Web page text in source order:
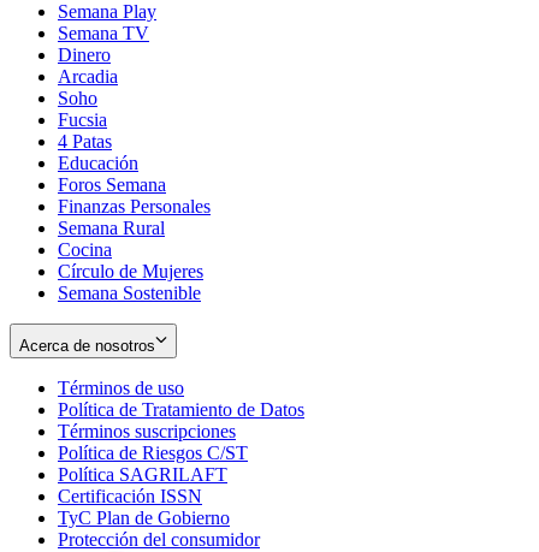
Semana Play
Semana TV
Dinero
Arcadia
Soho
in
new
window
Fucsia
in
new
window
4 Patas
Educación
Foros Semana
Finanzas Personales
Semana Rural
Cocina
Círculo de Mujeres
Semana Sostenible
Acerca de nosotros
Términos de uso
in
new
window
Política de Tratamiento de Datos
Términos suscripciones
in
Política de Riesgos C/ST
Política SAGRILAFT
new
window
Certificación ISSN
in
new
TyC Plan de Gobierno
in
Protección del consumidorOpens